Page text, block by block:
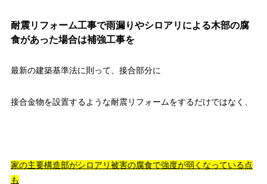
耐震リフォーム工事で雨漏りやシロアリによる木部の腐
食があった場合は補強工事を
最新の建築基準法に則って、接合部分に
接合金物を設置するような耐震リフォームをするだけではなく、
家の主要構造部がシロアリ被害の腐食で強度が弱くなっている点
も